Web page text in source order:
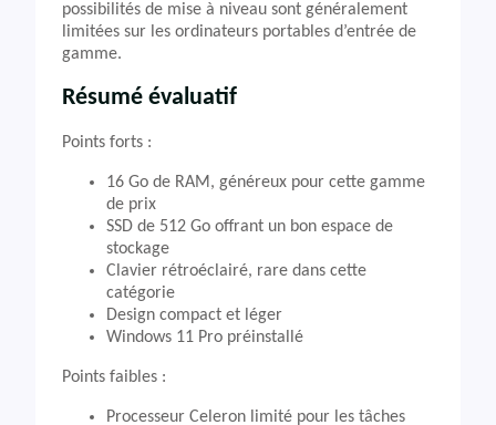
possibilités de mise à niveau sont généralement
limitées sur les ordinateurs portables d’entrée de
gamme.
Résumé évaluatif
Points forts :
16 Go de RAM, généreux pour cette gamme
de prix
SSD de 512 Go offrant un bon espace de
stockage
Clavier rétroéclairé, rare dans cette
catégorie
Design compact et léger
Windows 11 Pro préinstallé
Points faibles :
Processeur Celeron limité pour les tâches